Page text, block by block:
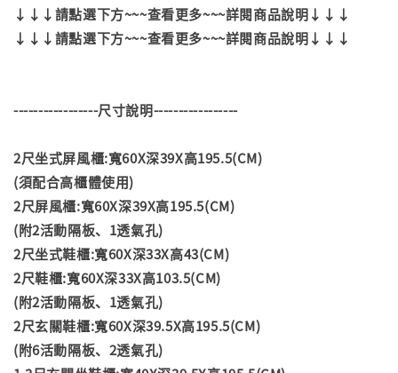
↓↓↓請點選下方~~~查看更多~~~詳閱商品說明↓↓↓
↓↓↓請點選下方~~~查看更多~~~詳閱商品說明↓↓↓
-----------------尺寸說明-----------------
2尺坐式屏風櫃:寬60X深39X高195.5(CM)
(須配合高櫃體使用)
2尺屏風櫃:寬60X深39X高195.5(CM)
(附2活動隔板、1透氣孔)
2尺坐式鞋櫃:寬60X深33X高43(CM)
2尺鞋櫃:寬60X深33X高103.5(CM)
(附2活動隔板、1透氣孔)
2尺玄關鞋櫃:寬60X深39.5X高195.5(CM)
(附6活動隔板、2透氣孔)